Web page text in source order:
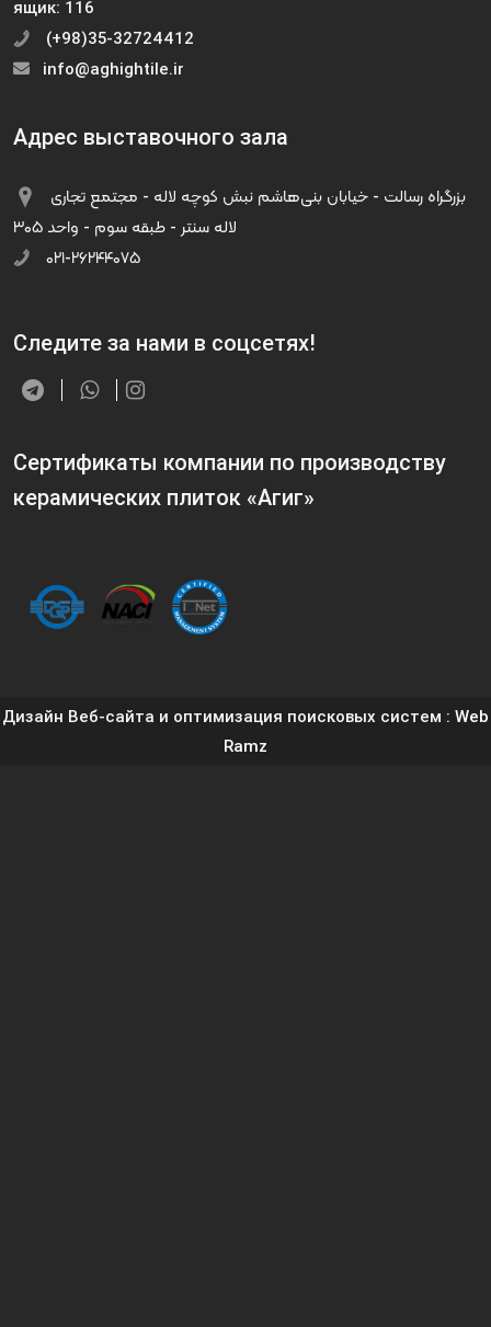
ящик: 116
(+98)35-32724412
info@aghightile.ir
Адрес выставочного зала
لاله سنتر - طبقه سوم - واحد ۳۰۵
۰۲۱-۲۶۲۴۴۰۷۵
Следите за нами в соцсетях!
Сертификаты компании по производству
керамических плиток «Агиг»
Дизайн Веб-сайта и оптимизация поисковых систем : Web
Ramz